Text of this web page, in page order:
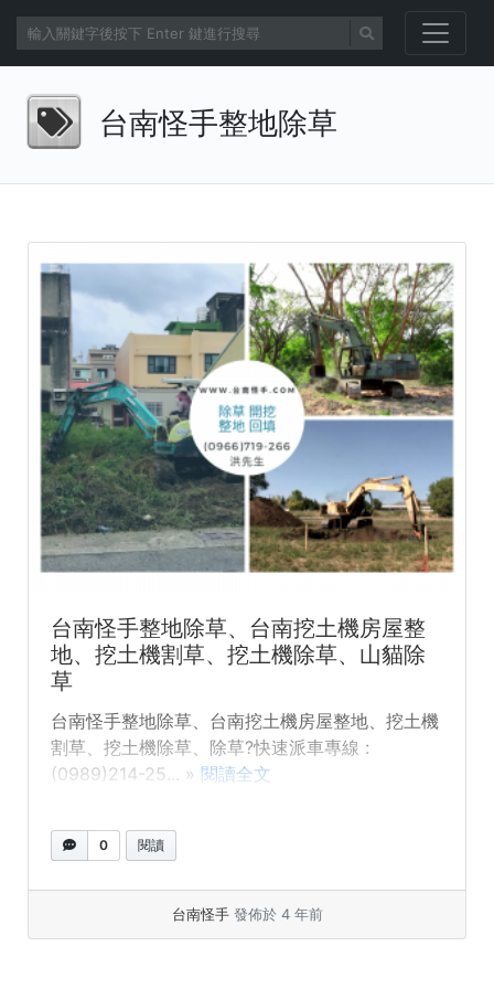
台南怪手整地除草
台南怪手整地除草、台南挖土機房屋整
地、挖土機割草、挖土機除草、山貓除
草
台南怪手整地除草、台南挖土機房屋整地、挖土機
割草、挖土機除草、除草?快速派車專線 :
(0989)214-25... » 閱讀全文
0 閱讀
台南怪手 發佈於 4 年前